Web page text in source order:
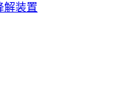
解装置